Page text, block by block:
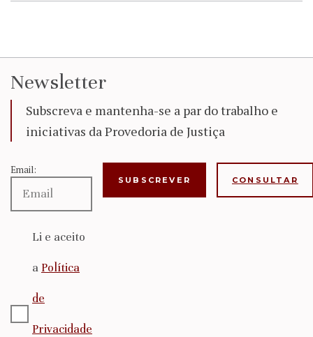
Newsletter
Subscreva e mantenha-se a par do trabalho e
iniciativas da Provedoria de Justiça
Email:
Li e aceito
a Política
de
Privacidade
CONSULTAR